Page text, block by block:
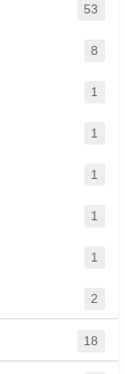
53
8
1
1
1
1
1
2
18